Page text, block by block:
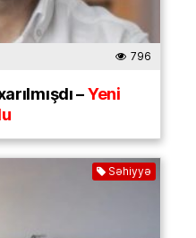
796
–Yeni
Səhiyyə